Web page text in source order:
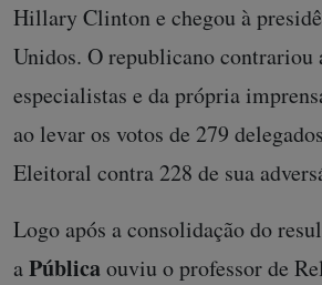
Hillary Clinton e chegou à
Unidos. O republicano contrariou
especialistas e da própria
ao levar os votos de 279
Eleitoral contra 228 de sua
Logo após a consolidação do
aPúblicaouviu o professor de